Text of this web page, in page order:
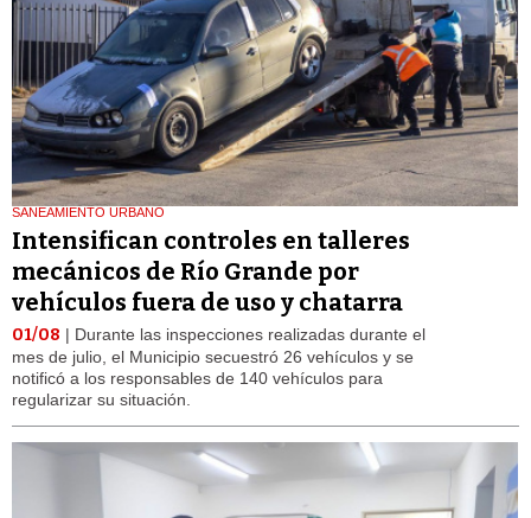
SANEAMIENTO URBANO
Intensifican controles en talleres
mecánicos de Río Grande por
vehículos fuera de uso y chatarra
01/08 | Durante las inspecciones realizadas durante el
mes de julio, el Municipio secuestró 26 vehículos y se
notificó a los responsables de 140 vehículos para
regularizar su situación.